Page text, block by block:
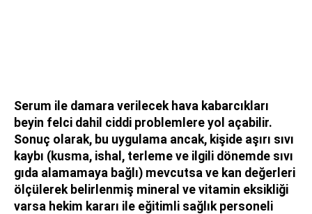
Serum ile damara verilecek hava kabarcıkları
beyin felci dahil ciddi problemlere yol açabilir.
Sonuç olarak, bu uygulama ancak, kişide aşırı sıvı
kaybı (kusma, ishal, terleme ve ilgili dönemde sıvı
gıda alamamaya bağlı) mevcutsa ve kan değerleri
ölçülerek belirlenmiş mineral ve vitamin eksikliği
varsa hekim kararı ile eğitimli sağlık personeli